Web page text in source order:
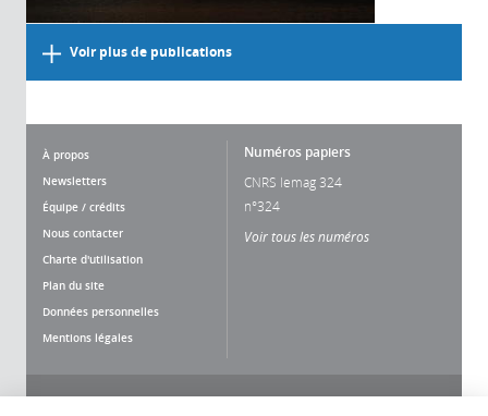
Voir plus de publications
À propos
Newsletters
Équipe / crédits
Nous contacter
Charte d'utilisation
Plan du site
Données personnelles
Mentions légales
Numéros papiers
CNRS lemag 324
n°324
Voir tous les numéros